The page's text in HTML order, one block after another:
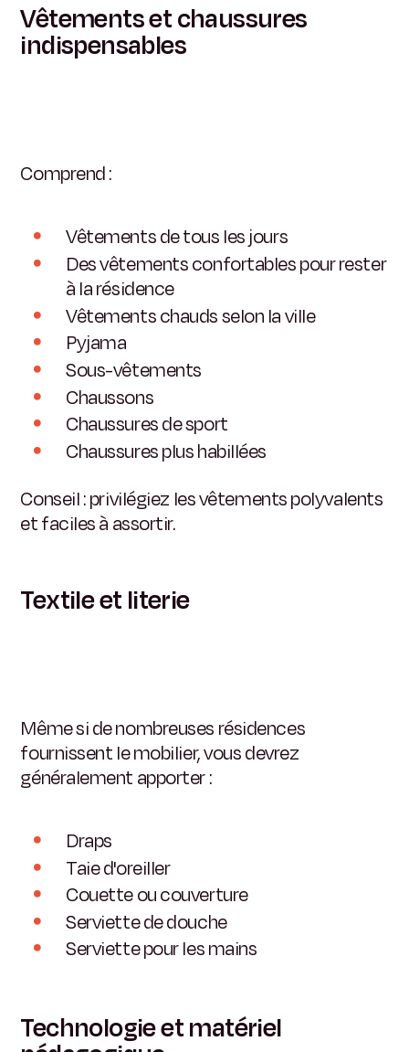
Vêtements et chaussures
indispensables
Comprend :
Vêtements de tous les jours
Des vêtements confortables pour rester
à la résidence
Vêtements chauds selon la ville
Pyjama
Sous-vêtements
Chaussons
Chaussures de sport
Chaussures plus habillées
Conseil : privilégiez les vêtements polyvalents
et faciles à assortir.
Textile et literie
Même si de nombreuses résidences
fournissent le mobilier, vous devrez
généralement apporter :
Draps
Taie d'oreiller
Couette ou couverture
Serviette de douche
Serviette pour les mains
Technologie et matériel